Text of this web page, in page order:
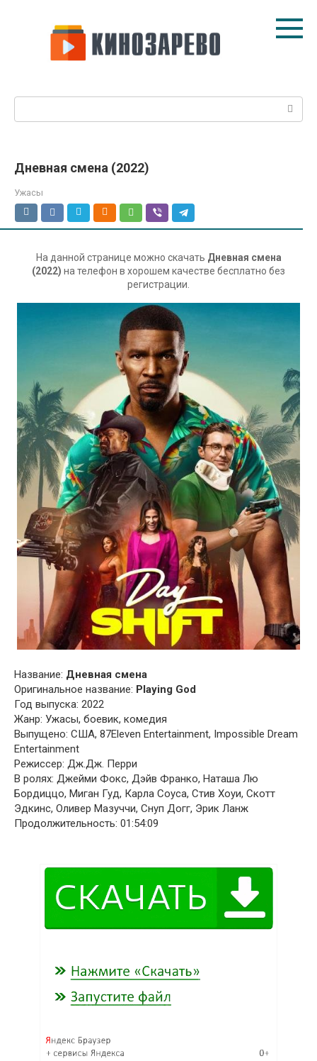
Дневная смена (2022)
Ужасы
На данной странице можно скачать Дневная смена
(2022) на телефон в хорошем качестве бесплатно без
регистрации.
Название: Дневная смена
Оригинальное название: Playing God
Год выпуска: 2022
Жанр: Ужасы, боевик, комедия
Выпущено: США, 87Eleven Entertainment, Impossible Dream
Entertainment
Режиссер: Дж.Дж. Перри
В ролях: Джейми Фокс, Дэйв Франко, Наташа Лю
Бордиццо, Миган Гуд, Карла Соуса, Стив Хоуи, Скотт
Эдкинс, Оливер Мазуччи, Снуп Догг, Эрик Ланж
Продолжительность: 01:54:09